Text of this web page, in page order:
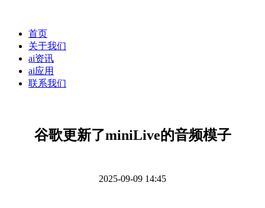
首页
关于我们
ai资讯
ai应用
联系我们
谷歌更新了miniLive的音频模子
2025-09-09 14:45